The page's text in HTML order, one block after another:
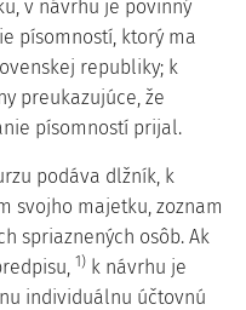
v návrhu je povinný
písomností, ktorý ma
republiky; k
preukazujúce, že
písomností prijal.
podáva dlžník, k
svojho majetku, zoznam
spriaznených osôb. Ak
1) k návrhu je
individuálnu účtovnú